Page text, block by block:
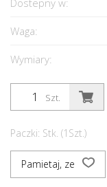
Dostepny w:
Waga:
Wymiary:
Szt.
Paczki: Stk. (1Szt.)
Pamietaj, ze